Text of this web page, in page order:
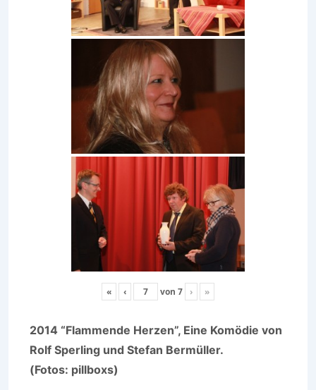
« ‹ von 7 › »
2014 “Flammende Herzen”, Eine Komödie von
Rolf Sperling und Stefan Bermüller.
(Fotos: pillboxs)